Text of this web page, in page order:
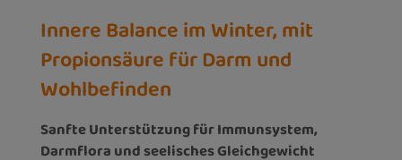
Innere Balance im Winter, mit
Propionsäure für Darm und
Wohlbefinden
Sanfte Unterstützung für Immunsystem,
Darmflora und seelisches Gleichgewicht